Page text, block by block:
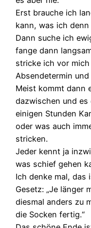
Erst brauche ich
kann, was ich
Dann suche ich
fange dann
stricke ich vor
Absendetermin
Meist kommt dann
dazwischen und
einigen Stunden
oder was auch
stricken.
Jeder kennt ja
was schief gehen
Ich denke mal,
Gesetz: „Je länger
diesmal anders zu
die Socken fertig.“